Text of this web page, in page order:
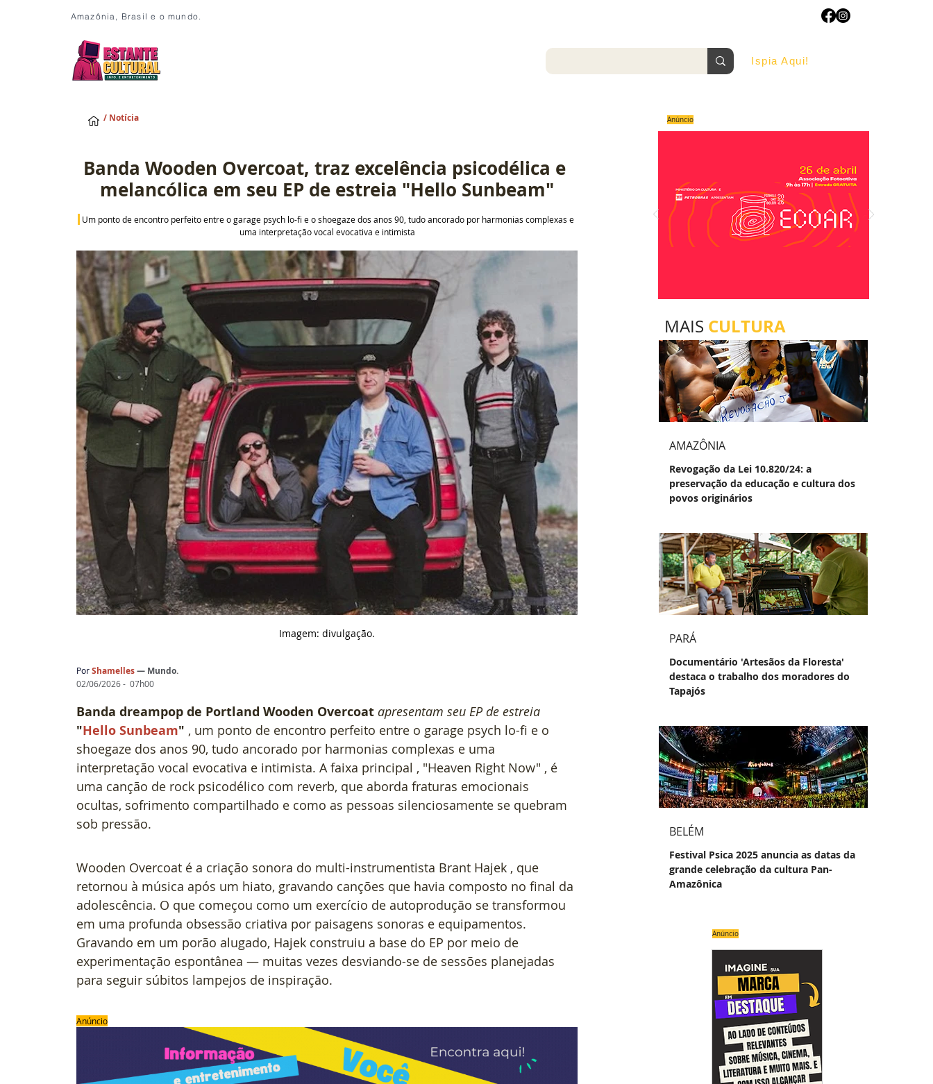
Amazônia, Brasil e o mundo.
Ispia Aqui!
/ Notícia
Banda Wooden Overcoat, traz excelência psicodélica e
melancólica em seu EP de estreia "Hello Sunbeam"
Um ponto de encontro perfeito entre o garage psych lo-fi e o shoegaze dos anos 90, tudo ancorado por harmonias complexas e
uma interpretação vocal evocativa e intimista
Imagem: divulgação.
PorShamelles— Mundo.
02/06/2026 -  07h00
Banda dreampop de Portland Wooden Overcoat apresentam seu EP de estreia
"Hello Sunbeam" , um ponto de encontro perfeito entre o garage psych lo-fi e o
shoegaze dos anos 90, tudo ancorado por harmonias complexas e uma
interpretação vocal evocativa e intimista. A faixa principal , "Heaven Right Now" , é
uma canção de rock psicodélico com reverb, que aborda fraturas emocionais
ocultas, sofrimento compartilhado e como as pessoas silenciosamente se quebram
sob pressão.
Wooden Overcoat é a criação sonora do multi-instrumentista Brant Hajek , que
retornou à música após um hiato, gravando canções que havia composto no final da
adolescência. O que começou como um exercício de autoprodução se transformou
em uma profunda obsessão criativa por paisagens sonoras e equipamentos.
Gravando em um porão alugado, Hajek construiu a base do EP por meio de
experimentação espontânea — muitas vezes desviando-se de sessões planejadas
para seguir súbitos lampejos de inspiração.
Anúncio
Anúncio
MAIS CULTURA
AMAZÔNIA
Revogação da Lei 10.820/24: a
preservação da educação e cultura dos
povos originários
PARÁ
Documentário 'Artesãos da Floresta'
destaca o trabalho dos moradores do
Tapajós
BELÉM
Festival Psica 2025 anuncia as datas da
grande celebração da cultura Pan-
Amazônica
Anúncio